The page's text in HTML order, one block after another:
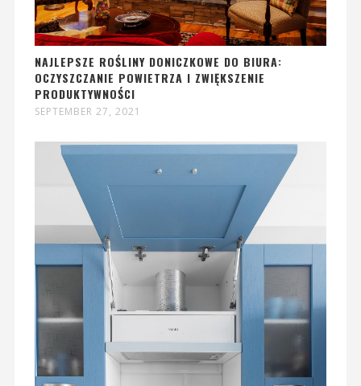
NAJLEPSZE ROŚLINY DONICZKOWE DO BIURA:
OCZYSZCZANIE POWIETRZA I ZWIĘKSZENIE
PRODUKTYWNOŚCI
SEPTEMBER 27, 2021